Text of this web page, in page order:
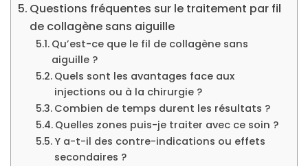
Questions fréquentes sur le traitement par fil
de collagène sans aiguille
Qu’est-ce que le fil de collagène sans
aiguille ?
Quels sont les avantages face aux
injections ou à la chirurgie ?
Combien de temps durent les résultats ?
Quelles zones puis-je traiter avec ce soin ?
Y a-t-il des contre-indications ou effets
secondaires ?